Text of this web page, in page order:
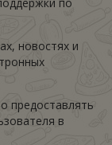
новостях и
предоставлять
в